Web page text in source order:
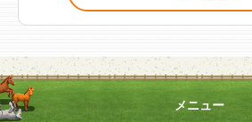
メニュー